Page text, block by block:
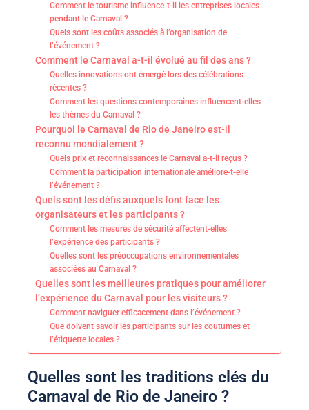
Comment le tourisme influence-t-il les entreprises locales
pendant le Carnaval ?
Quels sont les coûts associés à l’organisation de
l’événement ?
Comment le Carnaval a-t-il évolué au fil des ans ?
Quelles innovations ont émergé lors des célébrations
récentes ?
Comment les questions contemporaines influencent-elles
les thèmes du Carnaval ?
Pourquoi le Carnaval de Rio de Janeiro est-il
reconnu mondialement ?
Quels prix et reconnaissances le Carnaval a-t-il reçus ?
Comment la participation internationale améliore-t-elle
l’événement ?
Quels sont les défis auxquels font face les
organisateurs et les participants ?
Comment les mesures de sécurité affectent-elles
l’expérience des participants ?
Quelles sont les préoccupations environnementales
associées au Carnaval ?
Quelles sont les meilleures pratiques pour améliorer
l’expérience du Carnaval pour les visiteurs ?
Comment naviguer efficacement dans l’événement ?
Que doivent savoir les participants sur les coutumes et
l’étiquette locales ?
Quelles sont les traditions clés du
Carnaval de Rio de Janeiro ?